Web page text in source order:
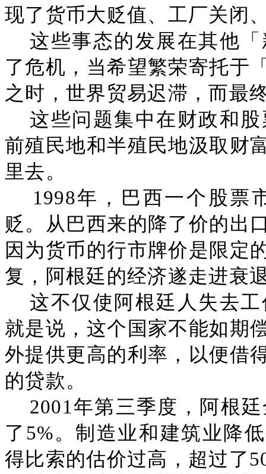
现了货币大贬值、工厂关闭
这些事态的发展在其他
了危机，当希望繁荣寄托于
之时，世界贸易迟滞，而最
这些问题集中在财政和
前殖民地和半殖民地汲取财
里去。
1998年，巴西一个股票
贬。从巴西来的降了价的出
因为货币的行市牌价是限定
复，阿根廷的经济遂走进衰
这不仅使阿根廷人失去
就是说，这个国家不能如期
外提供更高的利率，以便借
的贷款。
2001年第三季度，阿根
了5%。制造业和建筑业降
得比索的估价过高，超过了